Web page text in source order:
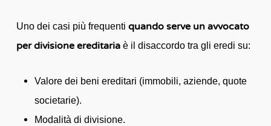
Uno dei casi più frequenti quando serve un avvocato
per divisione ereditariaè il disaccordo tra gli eredi su:
Valore dei beni ereditari (immobili, aziende, quote
societarie).
Modalità di divisione.